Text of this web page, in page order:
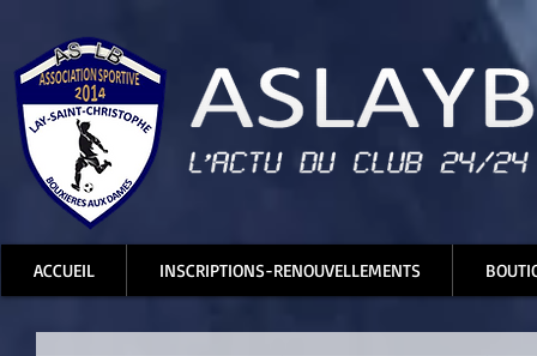
ACCUEIL INSCRIPTIONS-RENOUVELLEMENTS